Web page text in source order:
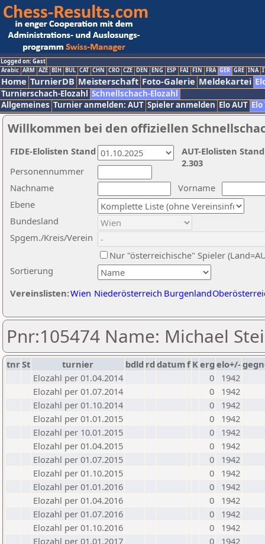
Logged on: Gast
Arabic ARM AZE BIH BUL CAT CHN CRO CZE DEN ENG ESP FAI FIN FRA GER GRE INA
Home TurnierDB Meisterschaft Foto-Galerie Meldekartei
Turnierschach-Elozahl Schnellschach-Elozahl
Allgemeines Turnier anmelden: AUT Spieler anmelden Elo AUT
Willkommen bei den offiziellen
Nachname
Vorname
Ebene
Sortierung
Personennummer
Bundesland
Spgem./Kreis/Verein
Nur "österreichische" Spieler
Vereinslisten:Wien Niederösterreich Burgenland
AUT-Elolisten
2.303
FIDE-Elolisten Stand
Pnr:105474 Name: Michael
tnrSt turnier bdld rd datumf Kerg elo+/-
Elozahl per 01.04.2014
0
1942
Elozahl per 01.07.2014
0
1942
Elozahl per 01.10.2014
0
1942
Elozahl per 01.01.2015
0
1942
Elozahl per 10.01.2015
0
1942
Elozahl per 01.04.2015
0
1942
Elozahl per 01.07.2015
0
1942
Elozahl per 01.10.2015
0
1942
Elozahl per 01.01.2016
0
1942
Elozahl per 01.04.2016
0
1942
Elozahl per 01.07.2016
0
1942
Elozahl per 01.10.2016
0
1942
Elozahl per 01.01.2017
0
1942